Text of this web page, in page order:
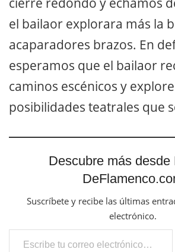
el bailaor explorara más la
acaparadores brazos. En
esperamos que el bailaor
caminos escénicos y
posibilidades teatrales que
Descubre más desde
Suscríbete y recibe las últimas
electrónico.
Escribe tu correo electrónico…